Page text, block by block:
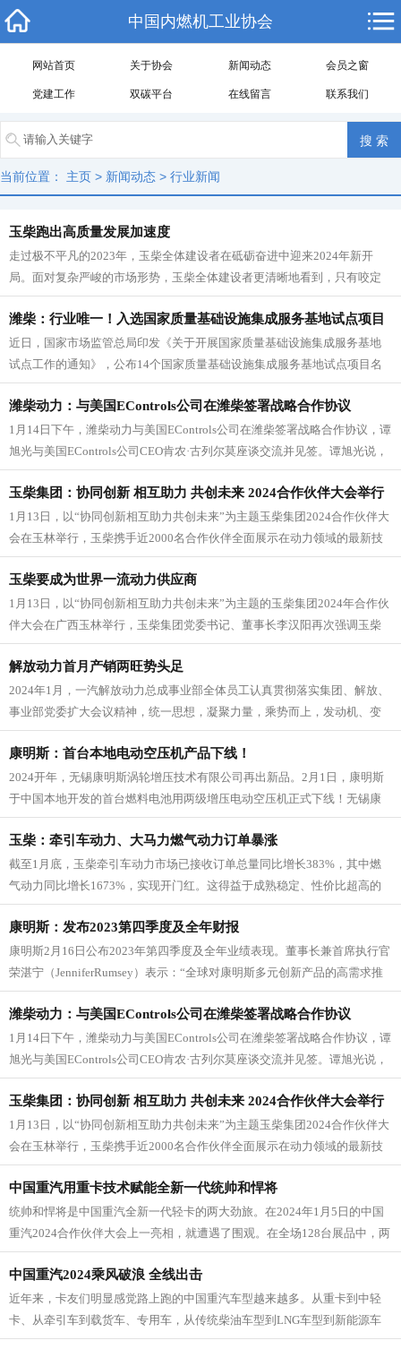
中国内燃机工业协会
网站首页 关于协会 新闻动态 会员之窗
党建工作 双碳平台 在线留言 联系我们
当前位置： 主页 > 新闻动态 > 行业新闻
玉柴跑出高质量发展加速度
走过极不平凡的2023年，玉柴全体建设者在砥砺奋进中迎来2024年新开
局。面对复杂严峻的市场形势，玉柴全体建设者更清晰地看到，只有咬定
目标，主动作为，无惧挑战，...
潍柴：行业唯一！入选国家质量基础设施集成服务基地试点项目
近日，国家市场监管总局印发《关于开展国家质量基础设施集成服务基地
试点工作的通知》，公布14个国家质量基础设施集成服务基地试点项目名
单。潍柴独立承建的国家质量基础...
潍柴动力：与美国EControls公司在潍柴签署战略合作协议
1月14日下午，潍柴动力与美国EControls公司在潍柴签署战略合作协议，谭
旭光与美国EControls公司CEO肯农·古列尔莫座谈交流并见签。谭旭光说，
很高...
玉柴集团：协同创新 相互助力 共创未来 2024合作伙伴大会举行
1月13日，以“协同创新相互助力共创未来”为主题玉柴集团2024合作伙伴大
会在玉林举行，玉柴携手近2000名合作伙伴全面展示在动力领域的最新技
术.创新成果，与合...
玉柴要成为世界一流动力供应商
1月13日，以“协同创新相互助力共创未来”为主题的玉柴集团2024年合作伙
伴大会在广西玉林举行，玉柴集团党委书记、董事长李汉阳再次强调玉柴
助力客户成功的企业生存...
解放动力首月产销两旺势头足
2024年1月，一汽解放动力总成事业部全体员工认真贯彻落实集团、解放、
事业部党委扩大会议精神，统一思想，凝聚力量，乘势而上，发动机、变
速箱、车桥销量分别同比增长...
康明斯：首台本地电动空压机产品下线！
2024开年，无锡康明斯涡轮增压技术有限公司再出新品。2月1日，康明斯
于中国本地开发的首台燃料电池用两级增压电动空压机正式下线！无锡康
明斯涡轮增压技术主要生产用...
玉柴：牵引车动力、大马力燃气动力订单暴涨
截至1月底，玉柴牵引车动力市场已接收订单总量同比增长383%，其中燃
气动力同比增长1673%，实现开门红。这得益于成熟稳定、性价比超高的
K13N气体机和批量上市...
康明斯：发布2023第四季度及全年财报
康明斯2月16日公布2023年第四季度及全年业绩表现。董事长兼首席执行官
荣湛宁（JenniferRumsey）表示：“全球对康明斯多元创新产品的高需求推
动了公司...
潍柴动力：与美国EControls公司在潍柴签署战略合作协议
1月14日下午，潍柴动力与美国EControls公司在潍柴签署战略合作协议，谭
旭光与美国EControls公司CEO肯农·古列尔莫座谈交流并见签。谭旭光说，
很高...
玉柴集团：协同创新 相互助力 共创未来 2024合作伙伴大会举行
1月13日，以“协同创新相互助力共创未来”为主题玉柴集团2024合作伙伴大
会在玉林举行，玉柴携手近2000名合作伙伴全面展示在动力领域的最新技
术.创新成果，与合...
中国重汽用重卡技术赋能全新一代统帅和悍将
统帅和悍将是中国重汽全新一代轻卡的两大劲旅。在2024年1月5日的中国
重汽2024合作伙伴大会上一亮相，就遭遇了围观。在全场128台展品中，两
兄弟没有840马力...
中国重汽2024乘风破浪 全线出击
近年来，卡友们明显感觉路上跑的中国重汽车型越来越多。从重卡到中轻
卡、从牵引车到载货车、专用车，从传统柴油车型到LNG车型到新能源车
型，中国重汽的产品全线发力，尤...